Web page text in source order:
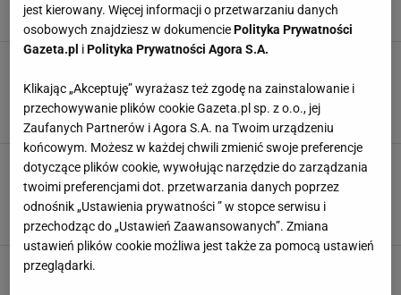
Magdalena Pastwa,11 LIPCA 2026, 11:44
Te buciki premium normalnie kosztują fortunę,
a znalazłam je na turbo promce. I nie, to nie są
kolejne botki
Katarzyna Pietrzak, 26 LISTOPADA 2025, 10:46
Kalosze Hunter nosiła księżna Diana. Dziś
królują na ulicach Londynu, ale Polacy także
oszaleli na ich punkcie
Natalia Piwek,3 LISTOPADA 2025, 10:00
jest kierowany. Więcej informacji o przetwarzaniu danych
osobowych znajdziesz w dokumencie Polityka Prywatności
Gazeta.pl i Polityka Prywatności Agora S.A.
Klikając „Akceptuję” wyrażasz też zgodę na zainstalowanie i
przechowywanie plików cookie Gazeta.pl sp. z o.o., jej
Zaufanych Partnerów i Agora S.A. na Twoim urządzeniu
końcowym. Możesz w każdej chwili zmienić swoje preferencje
dotyczące plików cookie, wywołując narzędzie do zarządzania
twoimi preferencjami dot. przetwarzania danych poprzez
odnośnik „Ustawienia prywatności ” w stopce serwisu i
przechodząc do „Ustawień Zaawansowanych”. Zmiana
ustawień plików cookie możliwa jest także za pomocą ustawień
przeglądarki.